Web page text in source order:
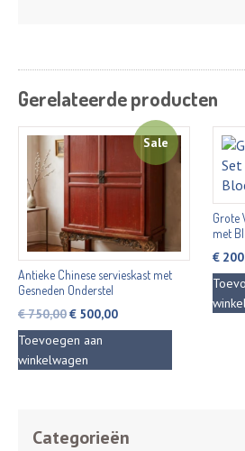
Gerelateerde producten
Sale
Antieke Chinese servieskast met
Gesneden Onderstel
€750,00Oorspronkelijke
prijs
€ 750,00.
€ 500,00Huidige
prijs
€ 500,00.
Toevoegen aan
winkelwagen
Grote
met
€
Categorieën